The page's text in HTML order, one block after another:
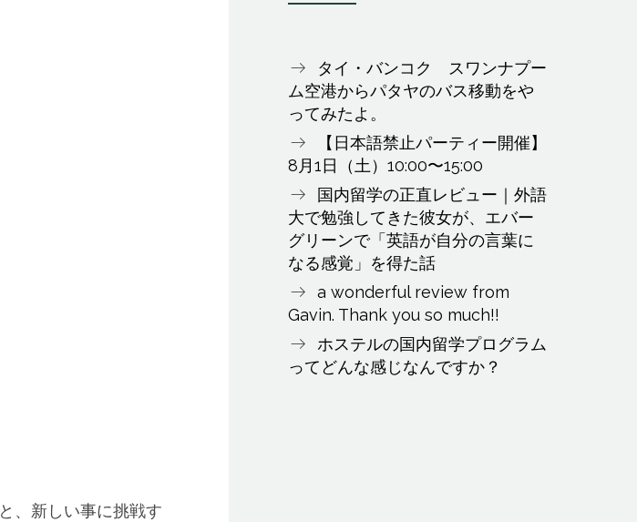
と、新しい事に挑戦す
タイ・バンコク スワンナプー
ム空港からパタヤのバス移動をや
ってみたよ。
【日本語禁止パーティー開催】
8月1日（土）10:00〜15:00
国内留学の正直レビュー｜外語
大で勉強してきた彼女が、エバー
グリーンで「英語が自分の言葉に
なる感覚」を得た話
a wonderful review from
Gavin. Thank you so much!!
ホステルの国内留学プログラム
ってどんな感じなんですか？